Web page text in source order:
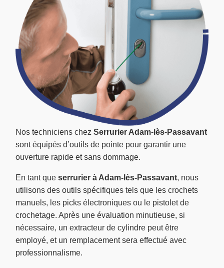
Nos techniciens chez Serrurier Adam-lès-Passavant
sont équipés d’outils de pointe pour garantir une
ouverture rapide et sans dommage.
En tant que serrurier à Adam-lès-Passavant, nous
utilisons des outils spécifiques tels que les crochets
manuels, les picks électroniques ou le pistolet de
crochetage. Après une évaluation minutieuse, si
nécessaire, un extracteur de cylindre peut être
employé, et un remplacement sera effectué avec
professionnalisme.